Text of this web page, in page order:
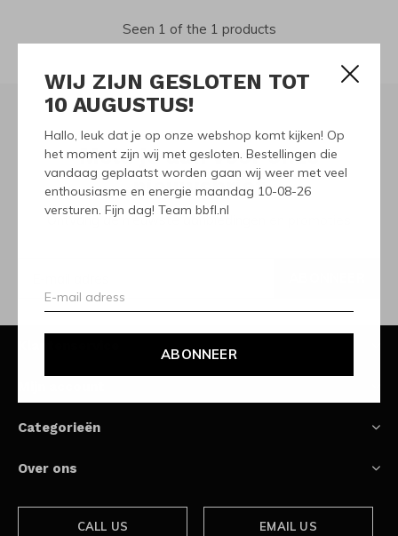
WIJ ZIJN GESLOTEN TOT
10 AUGUSTUS!
Hallo, leuk dat je op onze webshop komt kijken! Op
het moment zijn wij met gesloten. Bestellingen die
vandaag geplaatst worden gaan wij weer met veel
enthousiasme en energie maandag 10-08-26
versturen. Fijn dag! Team bbfl.nl
ABONNEER
Seen 1 of the 1 products
Meld je aan voor onze
nieuwsbrief
Ontvang de nieuwste aanbiedingen en promoties
Categorieën
Over ons
CALL US EMAIL US